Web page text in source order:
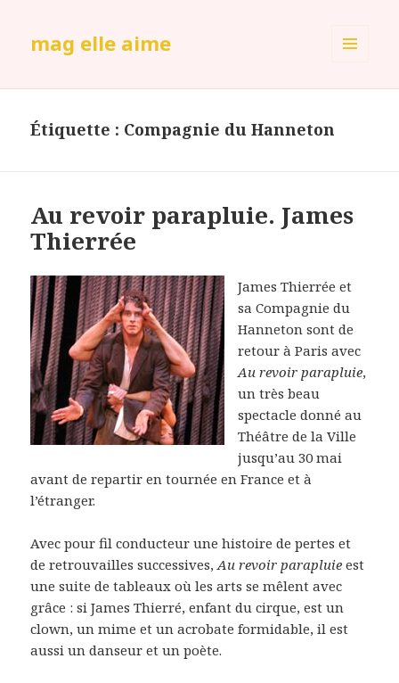
mag elle aime
Étiquette : Compagnie du Hanneton
Au revoir parapluie. James
Thierrée
James Thierrée et
sa Compagnie du
Hanneton sont de
retour à Paris avec
Au revoir parapluie,
un très beau
spectacle donné au
Théâtre de la Ville
jusqu’au 30 mai
avant de repartir en tournée en France et à
l’étranger.
Avec pour fil conducteur une histoire de pertes et
de retrouvailles successives,Au revoir parapluie est
une suite de tableaux où les arts se mêlent avec
grâce : si James Thierré, enfant du cirque, est un
clown, un mime et un acrobate formidable, il est
aussi un danseur et un poète.